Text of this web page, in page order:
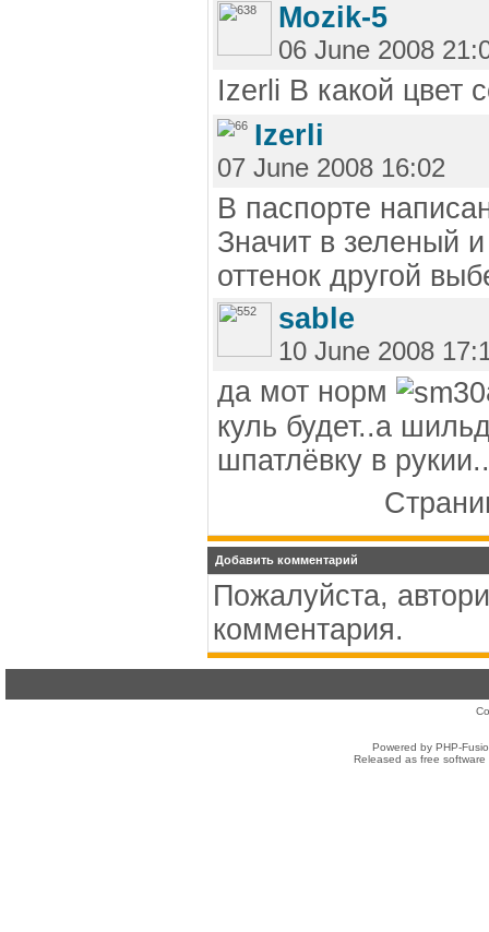
Mozik-5
06 June 2008
Izerli В какой цвет
Izerli
07 June 2008 16:02
В паспорте
Значит в зеленый
оттенок другой
sable
10 June 2008
да мот норм
куль будет..а
шпатлёвку в
Добавить комментарий
Пожалуйста,
комментария.
Powered by PHP-
Released as free